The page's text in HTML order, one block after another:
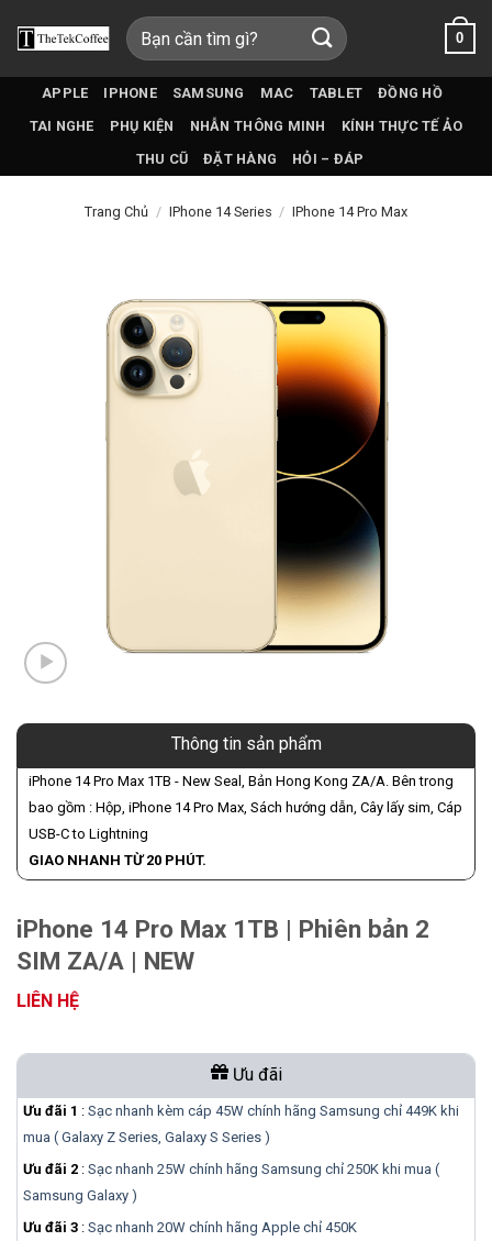
qua
Tìm
kiếm:
0
APPLE IPHONE SAMSUNG MAC TABLET
ĐỒNG HỒ
TAI NGHE
PHỤ KIỆN NHẪN THÔNG MINH
KÍNH THỰC TẾ ẢO
THU CŨ
ĐẶT HÀNG HỎI – ĐÁP
Trang Chủ / IPhone 14 Series / IPhone 14 Pro Max
Thông tin sản phẩm
iPhone 14 Pro Max 1TB - New Seal, Bản Hong Kong ZA/A. Bên trong
bao gồm : Hộp, iPhone 14 Pro Max, Sách hướng dẫn, Cây lấy sim, Cáp
USB-C to Lightning
GIAO NHANH TỪ 20 PHÚT.
iPhone 14 Pro Max 1TB | Phiên bản 2
SIM ZA/A | NEW
LIÊN HỆ
Ưu đãi
Ưu đãi 1 : Sạc nhanh kèm cáp 45W chính hãng Samsung chỉ 449K khi
mua ( Galaxy Z Series, Galaxy S Series )
Ưu đãi 2 : Sạc nhanh 25W chính hãng Samsung chỉ 250K khi mua (
Samsung Galaxy )
Ưu đãi 3 : Sạc nhanh 20W chính hãng Apple chỉ 450K